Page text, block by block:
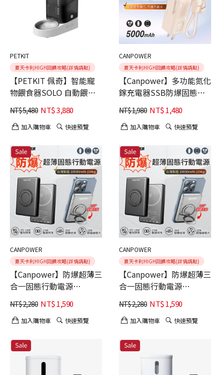
PETKIT
夏天卡利HIGH回饋攻略(詳情請點)
【PETKIT 佩奇】智能寵
物餵食器SOLO 自動餵食
器 遠端餵食器 大容量餵食
器 暮夜灰
NT$5,480 NT$3,880
加入購物車 快速預覽
CANPOWER
夏天卡利HIGH回饋攻略(詳情請點)
【Canpower】多功能氮化
鎵充電器SSB防爆固態行
動電源 5000mAh（台灣製
造 138g 自帶AC插頭 有
wh、ccc標示）
NT$1,980 NT$1,480
加入購物車 快速預覽
CANPOWER
夏天卡利HIGH回饋攻略(詳情請點)
【Canpower】防爆超薄三
合一固態行動電源
10000mAh-黑色（台灣製
造 196g 磁吸可充手錶耳
機 鋁合金旋轉支架 有
NT$2,280 NT$1,590
加入購物車 快速預覽
CANPOWER
夏天卡利HIGH回饋攻略(詳情請點)
【Canpower】防爆超薄三
合一固態行動電源
10000mAh-銀色（台灣製
造 196g 磁吸可充手錶耳
機 鋁合金旋轉支架 有
NT$2,280 NT$1,590
加入購物車 快速預覽